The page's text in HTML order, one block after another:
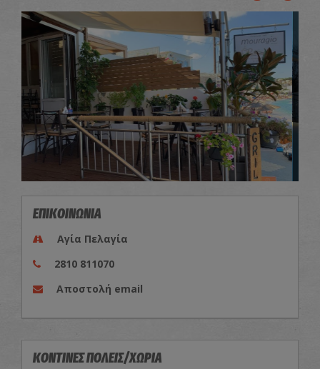
ΕΠΙΚΟΙΝΩΝΙΑ
Αγία Πελαγία
2810 811070
Αποστολή email
ΚΟΝΤΙΝΕΣ ΠΟΛΕΙΣ/ΧΩΡΙΑ